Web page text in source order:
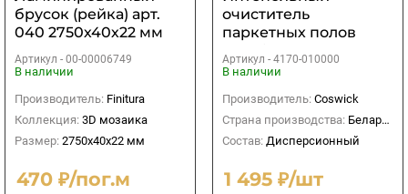
брусок (рейка) арт.
040 2750х40х22 мм
Артикул - 00-00006749
В наличии
Производитель: Finitura
Коллекция: 3D мозаика
Размер: 2750х40х22 мм
470 ₽/пог.м
очиститель
паркетных полов
Coswick
Артикул - 4170-010000
В наличии
Производитель: Coswick
Страна производства: Беларусь
Состав: Дисперсионный
1 495 ₽/шт